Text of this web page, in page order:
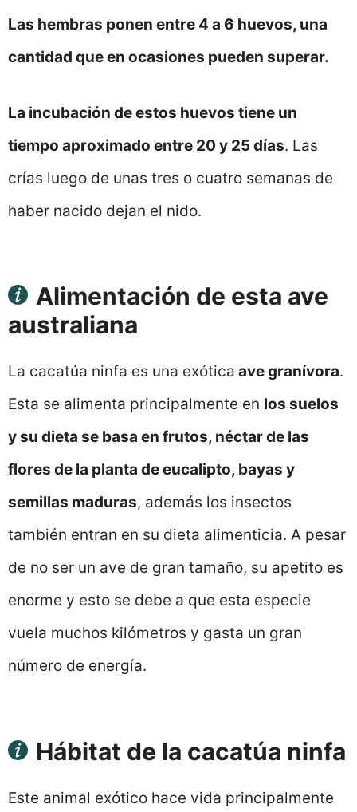
Las hembras ponen entre 4 a 6 huevos, una
cantidad que en ocasiones pueden superar.
La incubación de estos huevos tiene un
tiempo aproximado entre 20 y 25 días. Las
crías luego de unas tres o cuatro semanas de
haber nacido dejan el nido.
Alimentación de esta ave
australiana
La cacatúa ninfa es una exótica ave granívora.
Esta se alimenta principalmente en los suelos
y su dieta se basa en frutos, néctar de las
flores de la planta de eucalipto, bayas y
semillas maduras, además los insectos
también entran en su dieta alimenticia. A pesar
de no ser un ave de gran tamaño, su apetito es
enorme y esto se debe a que esta especie
vuela muchos kilómetros y gasta un gran
número de energía.
Hábitat de la cacatúa ninfa
Este animal exótico hace vida principalmente